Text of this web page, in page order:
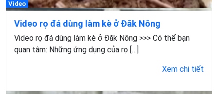
Video
Video rọ đá dùng làm kè ở Đăk Nông
Video rọ đá dùng làm kè ở Đăk Nông >>> Có thể bạn
quan tâm: Những ứng dụng của rọ […]
Xem chi tiết